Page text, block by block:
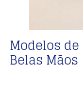
Modelos
Belas Mãos